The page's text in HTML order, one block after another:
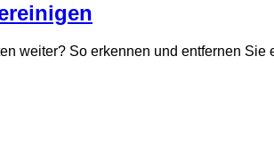
weiter? So erkennen und entfernen